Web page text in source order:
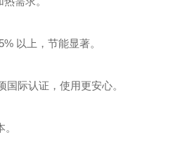
以上，节能显著。
际认证，使用更安心。